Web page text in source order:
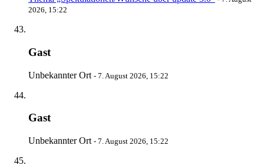
2026, 15:22
Gast
Unbekannter Ort - 7. August 2026, 15:22
Gast
Unbekannter Ort - 7. August 2026, 15:22